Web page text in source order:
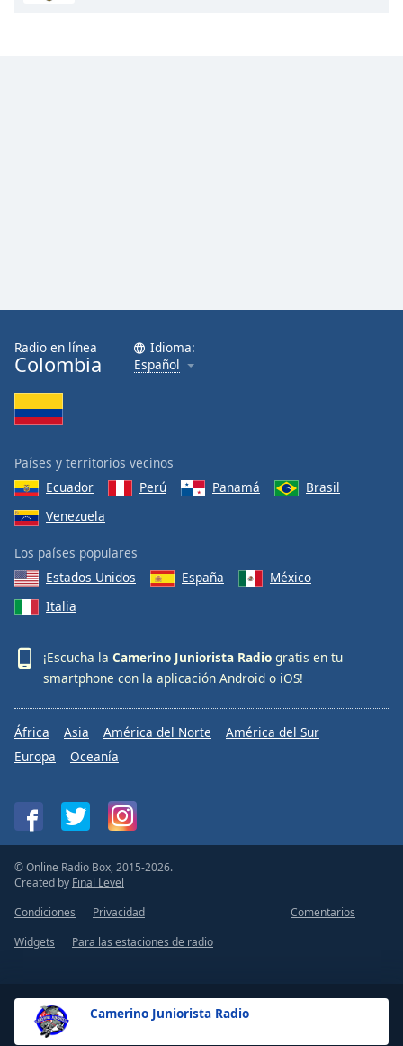
Camerino Juniorista Radio
Radio en línea
Colombia
Idioma:
Español
Países y territorios vecinos
Ecuador
Perú Panamá
Brasil
Venezuela
Los países populares
Estados Unidos
España
México
Italia
¡Escucha la Camerino Juniorista Radio gratis en tu
smartphone con la aplicación Android o iOS!
África Asia América del Norte
América del Sur
Europa
Oceanía
© Online Radio Box, 2015-2026.
Created by Final Level
Condiciones
Privacidad
Comentarios
Widgets
Para las estaciones de radio